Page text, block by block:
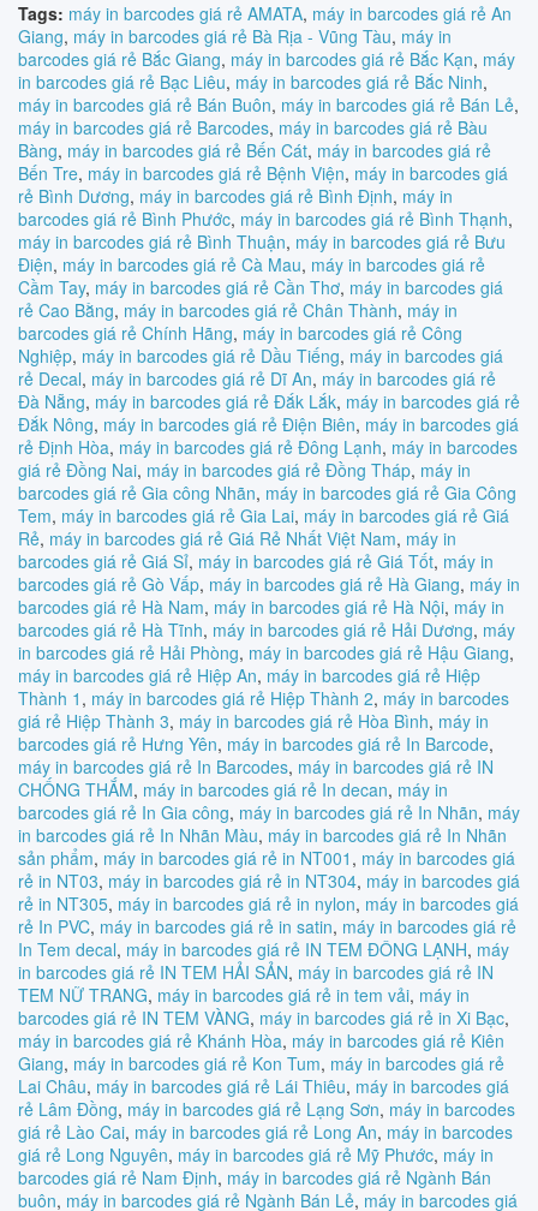
Tags: máy in barcodes giá rẻ AMATA, máy in barcodes giá rẻ An
Giang, máy in barcodes giá rẻ Bà Rịa - Vũng Tàu, máy in
barcodes giá rẻ Bắc Giang, máy in barcodes giá rẻ Bắc Kạn, máy
in barcodes giá rẻ Bạc Liêu, máy in barcodes giá rẻ Bắc Ninh,
máy in barcodes giá rẻ Bán Buôn, máy in barcodes giá rẻ Bán Lẻ,
máy in barcodes giá rẻ Barcodes, máy in barcodes giá rẻ Bàu
Bàng, máy in barcodes giá rẻ Bến Cát, máy in barcodes giá rẻ
Bến Tre, máy in barcodes giá rẻ Bệnh Viện, máy in barcodes giá
rẻ Bình Dương, máy in barcodes giá rẻ Bình Định, máy in
barcodes giá rẻ Bình Phước, máy in barcodes giá rẻ Bình Thạnh,
máy in barcodes giá rẻ Bình Thuận, máy in barcodes giá rẻ Bưu
Điện, máy in barcodes giá rẻ Cà Mau, máy in barcodes giá rẻ
Cầm Tay, máy in barcodes giá rẻ Cần Thơ, máy in barcodes giá
rẻ Cao Bằng, máy in barcodes giá rẻ Chân Thành, máy in
barcodes giá rẻ Chính Hãng, máy in barcodes giá rẻ Công
Nghiệp, máy in barcodes giá rẻ Dầu Tiếng, máy in barcodes giá
rẻ Decal, máy in barcodes giá rẻ Dĩ An, máy in barcodes giá rẻ
Đà Nẵng, máy in barcodes giá rẻ Đắk Lắk, máy in barcodes giá rẻ
Đắk Nông, máy in barcodes giá rẻ Điện Biên, máy in barcodes giá
rẻ Định Hòa, máy in barcodes giá rẻ Đông Lạnh, máy in barcodes
giá rẻ Đồng Nai, máy in barcodes giá rẻ Đồng Tháp, máy in
barcodes giá rẻ Gia công Nhãn, máy in barcodes giá rẻ Gia Công
Tem, máy in barcodes giá rẻ Gia Lai, máy in barcodes giá rẻ Giá
Rẻ, máy in barcodes giá rẻ Giá Rẻ Nhất Việt Nam, máy in
barcodes giá rẻ Giá Sỉ, máy in barcodes giá rẻ Giá Tốt, máy in
barcodes giá rẻ Gò Vấp, máy in barcodes giá rẻ Hà Giang, máy in
barcodes giá rẻ Hà Nam, máy in barcodes giá rẻ Hà Nội, máy in
barcodes giá rẻ Hà Tĩnh, máy in barcodes giá rẻ Hải Dương, máy
in barcodes giá rẻ Hải Phòng, máy in barcodes giá rẻ Hậu Giang,
máy in barcodes giá rẻ Hiệp An, máy in barcodes giá rẻ Hiệp
Thành 1 , máy in barcodes giá rẻ Hiệp Thành 2, máy in barcodes
giá rẻ Hiệp Thành 3, máy in barcodes giá rẻ Hòa Bình, máy in
barcodes giá rẻ Hưng Yên, máy in barcodes giá rẻ In Barcode,
máy in barcodes giá rẻ In Barcodes, máy in barcodes giá rẻ IN
CHỐNG THẮM, máy in barcodes giá rẻ In decan, máy in
barcodes giá rẻ In Gia công, máy in barcodes giá rẻ In Nhãn, máy
in barcodes giá rẻ In Nhãn Màu, máy in barcodes giá rẻ In Nhãn
sản phẩm, máy in barcodes giá rẻ in NT001 , máy in barcodes giá
rẻ in NT03, máy in barcodes giá rẻ in NT304, máy in barcodes giá
rẻ in NT305, máy in barcodes giá rẻ in nylon, máy in barcodes giá
rẻ In PVC, máy in barcodes giá rẻ in satin, máy in barcodes giá rẻ
In Tem decal, máy in barcodes giá rẻ IN TEM ĐÔNG LẠNH, máy
in barcodes giá rẻ IN TEM HẢI SẢN, máy in barcodes giá rẻ IN
TEM NỮ TRANG, máy in barcodes giá rẻ in tem vải, máy in
barcodes giá rẻ IN TEM VÀNG, máy in barcodes giá rẻ in Xi Bạc,
máy in barcodes giá rẻ Khánh Hòa, máy in barcodes giá rẻ Kiên
Giang, máy in barcodes giá rẻ Kon Tum, máy in barcodes giá rẻ
Lai Châu, máy in barcodes giá rẻ Lái Thiêu, máy in barcodes giá
rẻ Lâm Đồng, máy in barcodes giá rẻ Lạng Sơn, máy in barcodes
giá rẻ Lào Cai, máy in barcodes giá rẻ Long An, máy in barcodes
giá rẻ Long Nguyên, máy in barcodes giá rẻ Mỹ Phước, máy in
barcodes giá rẻ Nam Định, máy in barcodes giá rẻ Ngành Bán
buôn, máy in barcodes giá rẻ Ngành Bán Lẻ, máy in barcodes giá